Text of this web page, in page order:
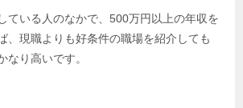
ている人のなかで、500万円以上の年収を
、現職よりも好条件の職場を紹介しても
なり高いです。